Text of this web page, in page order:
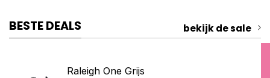
BESTE DEALS bekijk de sale
Raleigh One Grijs